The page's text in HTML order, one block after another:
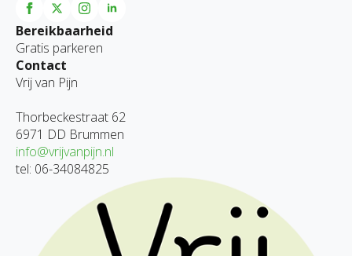
Bereikbaarheid
Gratis parkeren
Contact
Vrij van Pijn
Thorbeckestraat 62
6971 DD Brummen
info@vrijvanpijn.nl
tel: 06-34084825